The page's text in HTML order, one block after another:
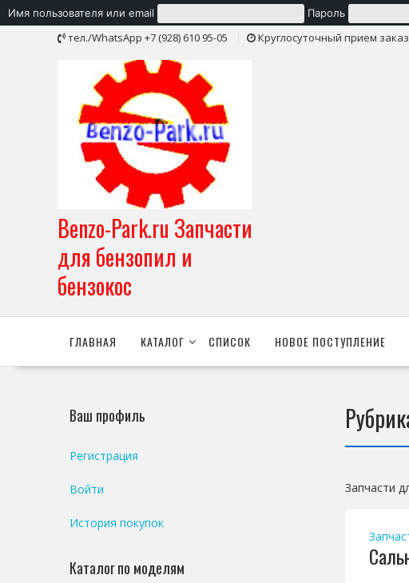
Имя пользователя или email Пароль
тел./WhatsApp +7 (928) 610 95-05 Круглосуточный прием
Benzo-Park.ru Запчасти
для бензопил и
бензокос
ГЛАВНАЯ КАТАЛОГ СПИСОК НОВОЕ ПОСТУПЛЕНИЕ
Запчасти
Ваш профиль
Регистрация
Войти
История покупок
Каталог по моделям